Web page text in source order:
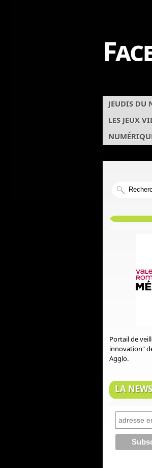
JEUDIS DU
LES JEUX
Portail de
innovation"
Agglo.
LA